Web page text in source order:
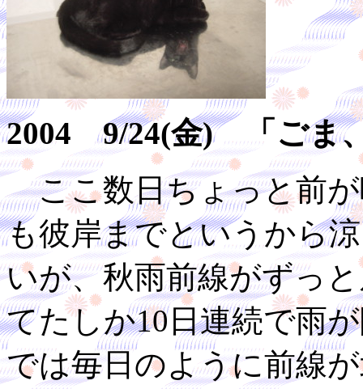
2004 9/24(金) 「ごま
ここ数日ちょっと前が
も彼岸までというから
いが、秋雨前線がずっ
てたしか10日連続で雨
では毎日のように前線